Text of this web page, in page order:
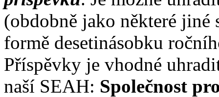
(obdobně jako některé
formě desetinásobku
Příspěvky je vhodné
naší SEAH: Společnost